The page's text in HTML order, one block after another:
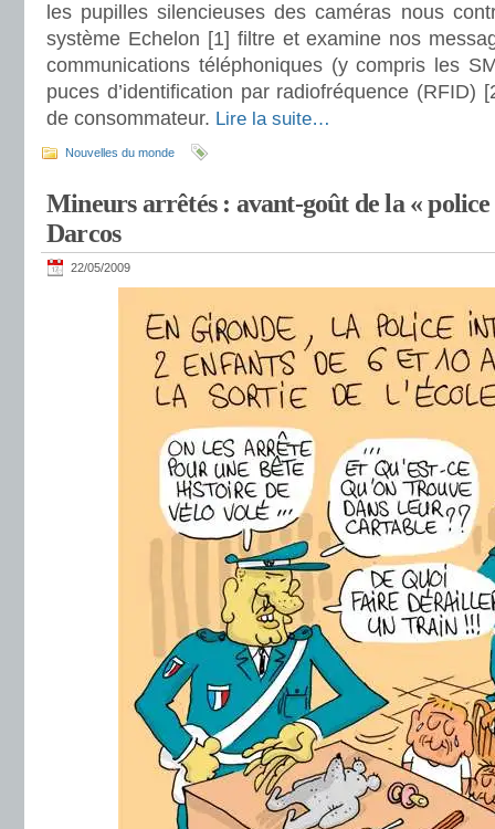
les pupilles silencieuses des caméras nous
système Echelon [1] filtre et examine nos
communications téléphoniques (y compris les
puces d’identification par radiofréquence (RFID)
de consommateur. Lire la suite…
Nouvelles du monde
Mineurs arrêtés : avant-goût de la « police
Darcos
22/05/2009